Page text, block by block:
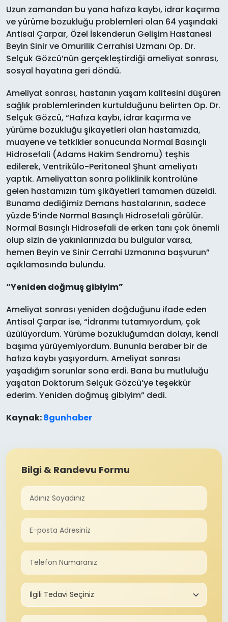
Uzun zamandan bu yana hafıza kaybı, idrar kaçırma
ve yürüme bozukluğu problemleri olan 64 yaşındaki
Antisal Çarpar, Özel İskenderun Gelişim Hastanesi
Beyin Sinir ve Omurilik Cerrahisi Uzmanı Op. Dr.
Selçuk Gözcü’nün gerçekleştirdiği ameliyat sonrası,
sosyal hayatına geri döndü.
Ameliyat sonrası, hastanın yaşam kalitesini düşüren
sağlık problemlerinden kurtulduğunu belirten Op. Dr.
Selçuk Gözcü, “Hafıza kaybı, idrar kaçırma ve
yürüme bozukluğu şikayetleri olan hastamızda,
muayene ve tetkikler sonucunda Normal Basınçlı
Hidrosefali (Adams Hakim Sendromu) teşhis
edilerek, Ventrikülo-Peritoneal Şhunt ameliyatı
yaptık. Ameliyattan sonra poliklinik kontrolüne
gelen hastamızın tüm şikâyetleri tamamen düzeldi.
Bunama dediğimiz Demans hastalarının, sadece
yüzde 5’inde Normal Basınçlı Hidrosefali görülür.
Normal Basınçlı Hidrosefali de erken tanı çok önemli
olup sizin de yakınlarınızda bu bulgular varsa,
hemen Beyin ve Sinir Cerrahi Uzmanına başvurun”
açıklamasında bulundu.
“Yeniden doğmuş gibiyim”
Ameliyat sonrası yeniden doğduğunu ifade eden
Antisal Çarpar ise, “İdrarımı tutamıyordum, çok
üzülüyordum. Yürüme bozukluğumdan dolayı, kendi
başıma yürüyemiyordum. Bununla beraber bir de
hafıza kaybı yaşıyordum. Ameliyat sonrası
yaşadığım sorunlar sona erdi. Bana bu mutluluğu
yaşatan Doktorum Selçuk Gözcü’ye teşekkür
ederim. Yeniden doğmuş gibiyim” dedi.
Kaynak:8gunhaber
Bilgi & Randevu Formu